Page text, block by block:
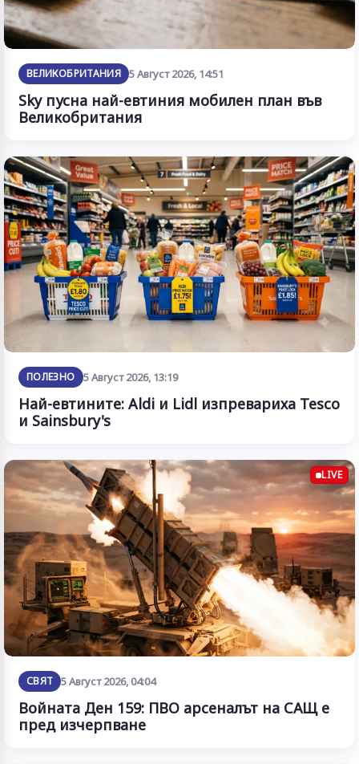
ВЕЛИКОБРИТАНИЯ 5 Август 2026, 14:51
Sky пусна най-евтиния мобилен план във
Великобритания
ПОЛЕЗНО 5 Август 2026, 13:19
Най-евтините: Aldi и Lidl изпревариха Tesco
и Sainsbury's
LIVE
СВЯТ 5 Август 2026, 04:04
Войната Ден 159: ПВО арсеналът на САЩ е
пред изчерпване